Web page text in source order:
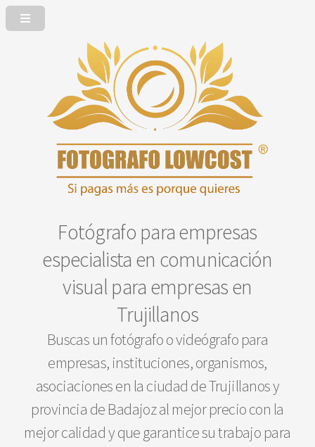
Fotógrafo para empresas
especialista en comunicación
visual para empresas en
Trujillanos
Buscas un fotógrafo o videógrafo para
empresas, instituciones, organismos,
asociaciones en la ciudad de Trujillanos y
provincia de Badajoz al mejor precio con la
mejor calidad y que garantice su trabajo para